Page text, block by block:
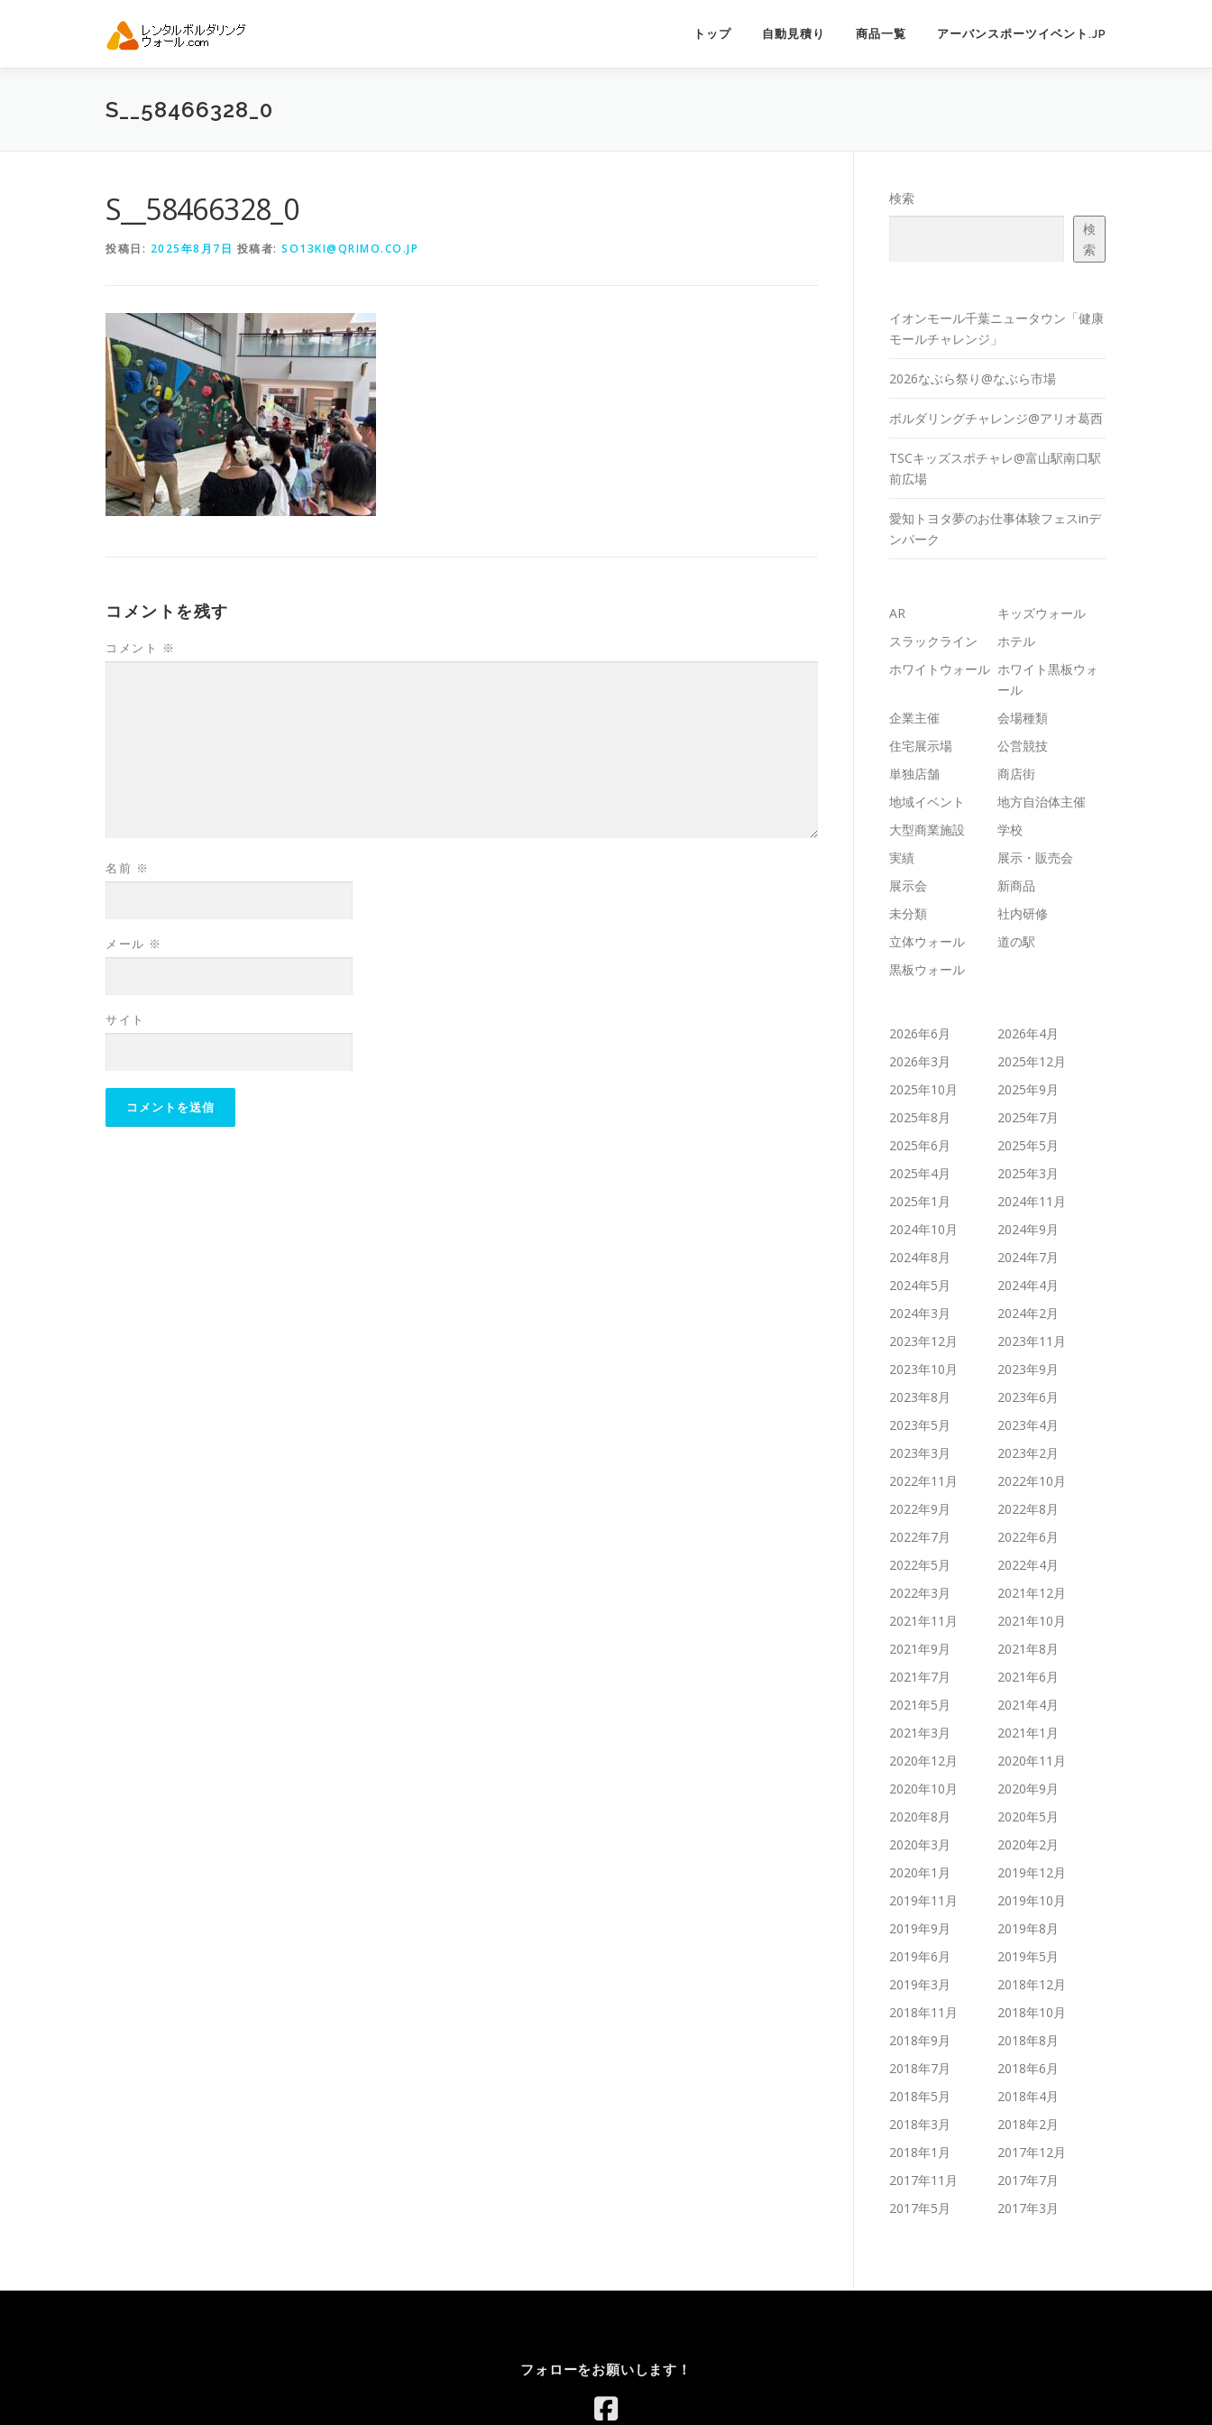
ン
トップ 自動見積り 商品一覧 アーバンスポーツイベント.JP
S__58466328_0
S__58466328_0
投稿日: 2025年8月7日 投稿者: SO13KI@QRIMO.CO.JP
コメントを残す
コメント ※
名前 ※
メール ※
サイト
検索
検
索
イオンモール千葉ニュータウン「健康
モールチャレンジ」
2026なぶら祭り@なぶら市場
ボルダリングチャレンジ@アリオ葛西
TSCキッズスポチャレ@富山駅南口駅
前広場
愛知トヨタ夢のお仕事体験フェスinデ
ンパーク
AR
キッズウォール
スラックライン
ホテル
ホワイトウォール ホワイト黒板ウォ
ール
企業主催
会場種類
住宅展示場
公営競技
単独店舗
商店街
地域イベント
地方自治体主催
大型商業施設
学校
実績
展示・販売会
展示会
新商品
未分類
社内研修
立体ウォール
道の駅
黒板ウォール
2026年6月
2026年4月
2026年3月
2025年12月
2025年10月
2025年9月
2025年8月
2025年7月
2025年6月
2025年5月
2025年4月
2025年3月
2025年1月
2024年11月
2024年10月
2024年9月
2024年8月
2024年7月
2024年5月
2024年4月
2024年3月
2024年2月
2023年12月
2023年11月
2023年10月
2023年9月
2023年8月
2023年6月
2023年5月
2023年4月
2023年3月
2023年2月
2022年11月
2022年10月
2022年9月
2022年8月
2022年7月
2022年6月
2022年5月
2022年4月
2022年3月
2021年12月
2021年11月
2021年10月
2021年9月
2021年8月
2021年7月
2021年6月
2021年5月
2021年4月
2021年3月
2021年1月
2020年12月
2020年11月
2020年10月
2020年9月
2020年8月
2020年5月
2020年3月
2020年2月
2020年1月
2019年12月
2019年11月
2019年10月
2019年9月
2019年8月
2019年6月
2019年5月
2019年3月
2018年12月
2018年11月
2018年10月
2018年9月
2018年8月
2018年7月
2018年6月
2018年5月
2018年4月
2018年3月
2018年2月
2018年1月
2017年12月
2017年11月
2017年7月
2017年5月
2017年3月
フォローをお願いします！